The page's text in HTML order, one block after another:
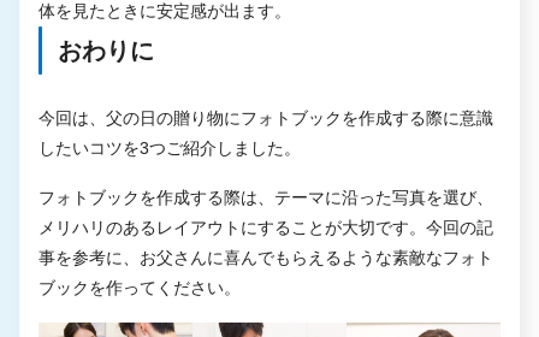
体を見たときに安定感が出ます。
おわりに
今回は、父の日の贈り物にフォトブックを作成する際に意識
したいコツを3つご紹介しました。
フォトブックを作成する際は、テーマに沿った写真を選び、
メリハリのあるレイアウトにすることが大切です。今回の記
事を参考に、お父さんに喜んでもらえるような素敵なフォト
ブックを作ってください。